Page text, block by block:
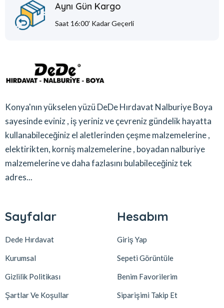
Aynı Gün Kargo
Saat 16:00' Kadar Geçerli
Konya'nın yükselen yüzü DeDe Hırdavat Nalburiye Boya
sayesinde eviniz , iş yeriniz ve çevreniz gündelik hayatta
kullanabileceğiniz el aletlerinden çeşme malzemelerine ,
elektirikten, korniş malzemelerine , boyadan nalburiye
malzemelerine ve daha fazlasını bulabileceğiniz tek
adres...
Sayfalar
Dede Hırdavat
Kurumsal
Gizlilik Politikası
Şartlar Ve Koşullar
Hesabım
Giriş Yap
Sepeti Görüntüle
Benim Favorilerim
Siparişimi Takip Et